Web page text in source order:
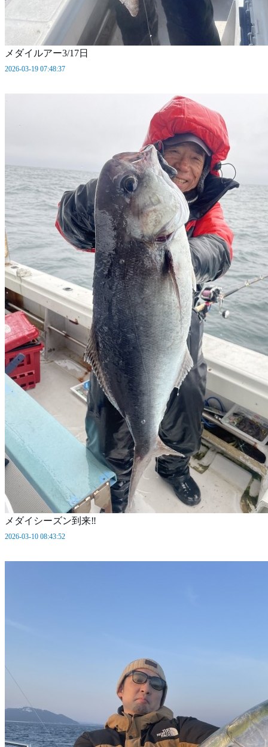
メダイルアー3/17日
2026-03-19 07:48:37
メダイシーズン到来‼️
2026-03-10 08:43:52